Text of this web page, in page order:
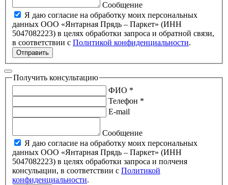
Сообщение
Я даю согласие на обработку моих персональных
данных ООО «Янтарная Прядь – Паркет» (ИНН
5047082223) в целях обработки запроса и обратной связи,
в соответствии с Политикой конфиденциальности.
Отправить
Получить консультацию
ФИО *
Телефон *
E-mail
Сообщение
Я даю согласие на обработку моих персональных
данных ООО «Янтарная Прядь – Паркет» (ИНН
5047082223) в целях обработки запроса и полченя
консульации, в соответствии с Политикой
конфиденциальности.